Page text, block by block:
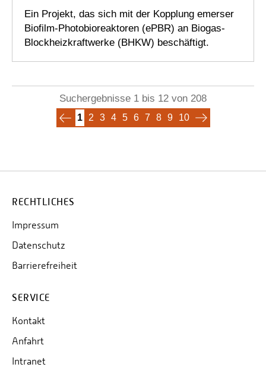
Ein Projekt, das sich mit der Kopplung emerser
Biofilm-Photobioreaktoren (ePBR) an Biogas-
Blockheizkraftwerke (BHKW) beschäftigt.
Suchergebnisse 1 bis 12 von 208
1 2 3 4 5 6 7 8 9 10
RECHTLICHES
Impressum
Datenschutz
Barrierefreiheit
SERVICE
Kontakt
Anfahrt
Intranet